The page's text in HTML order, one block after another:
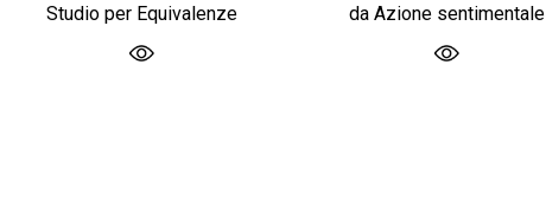
Studio per Equivalenze da Azione sentimentale